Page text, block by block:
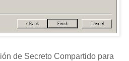
de Secreto Compartido para